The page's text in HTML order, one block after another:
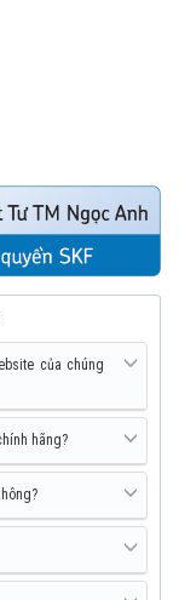
của chúng
hãng?